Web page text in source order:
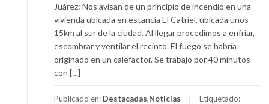
Juárez: Nos avisan de un principio de incendio en una
vivienda ubicada en estancia El Catriel, ubicada unos
15km al sur de la ciudad. Al llegar procedimos a enfriar,
escombrar y ventilar el recinto. El fuego se habría
originado en un calefactor. Se trabajo por 40 minutos
con […]
Publicado en: Destacadas,Noticias Etiquetado: